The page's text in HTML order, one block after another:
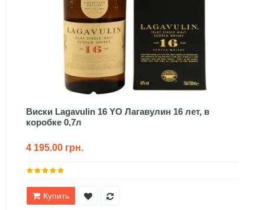
Виски Lagavulin 16 YO Лагавулин 16 лет, в
коробке 0,7л
4 195.00 грн.
Купить